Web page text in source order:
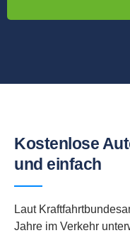
Kostenlose
und einfach
Laut
Jahre im Verkehr